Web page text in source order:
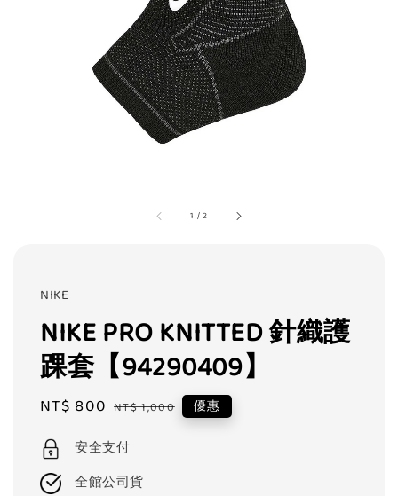
1 /2
NIKE
NIKE PRO KNITTED 針織護
踝套【94290409】
Sale
NT$ 800 Regular
NT$ 1,000 優惠
安全支付
全館公司貨